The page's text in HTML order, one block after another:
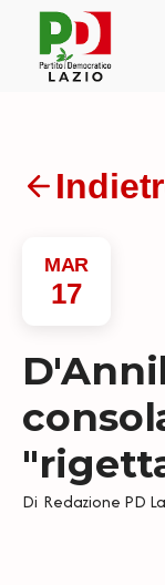
MAR
17
Di Redazione PD